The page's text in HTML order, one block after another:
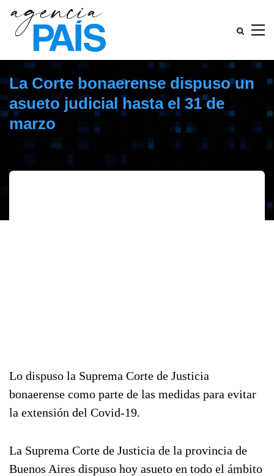
La Corte bonaerense dispuso un
asueto judicial hasta el 31 de
marzo
Lo dispuso la Suprema Corte de Justicia
bonaerense como parte de las medidas para evitar
la extensión del Covid-19.
La Suprema Corte de Justicia de la provincia de
Buenos Aires dispuso hoy asueto en todo el ámbito